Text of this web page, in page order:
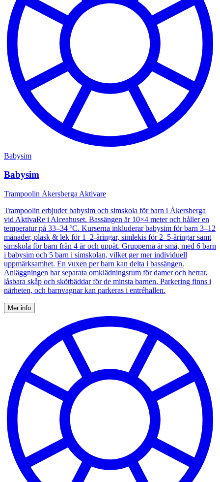
Babysim
Babysim
Trampoolin Åkersberga Aktivare
Trampoolin erbjuder babysim och simskola för barn i Åkersberga
vid AktivaRe i Alceahuset. Bassängen är 10×4 meter och håller en
temperatur på 33–34 °C. Kurserna inkluderar babysim för barn 3–12
månader, plask & lek för 1–2-åringar, simlekis för 2–5-åringar samt
simskola för barn från 4 år och uppåt. Grupperna är små, med 6 barn
i babysim och 5 barn i simskolan, vilket ger mer individuell
uppmärksamhet. En vuxen per barn kan delta i bassängen.
Anläggningen har separata omklädningsrum för damer och herrar,
låsbara skåp och skötbäddar för de minsta barnen. Parkering finns i
närheten, och barnvagnar kan parkeras i entréhallen.
Mer info